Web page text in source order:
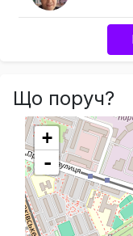
Що поруч?
+
-